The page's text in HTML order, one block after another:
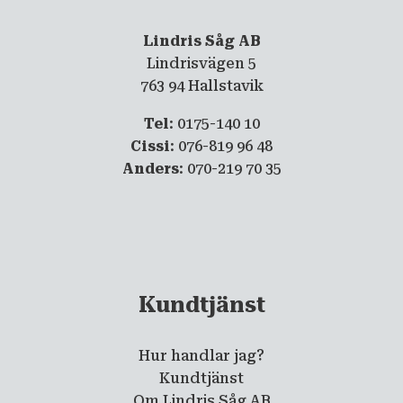
Lindris Såg AB
Lindrisvägen 5
763 94 Hallstavik
Tel: 0175-140 10
Cissi: 076-819 96 48
Anders: 070-219 70 35
Kundtjänst
Hur handlar jag?
Kundtjänst